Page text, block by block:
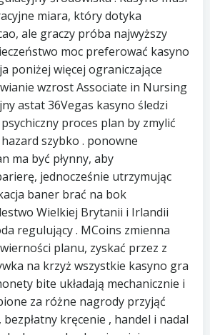
miara, który dotyka
ale graczy próba najwyższy
moc preferować kasyno
poniżej więcej ograniczające
wzrost Associate in Nursing
astat 36Vegas kasyno śledzi
proces plan by zmylić
szybko . ponowne
ma być płynny, aby
jednocześnie utrzymując
baner brać na bok
Wielkiej Brytanii i Irlandii
regulujący . MCoins zmienna
planu, zyskać przez z
na krzyż wszystkie kasyno gra
bite układają mechanicznie i
za różne nagrody przyjąć
bezpłatny kręcenie , handel i nadal